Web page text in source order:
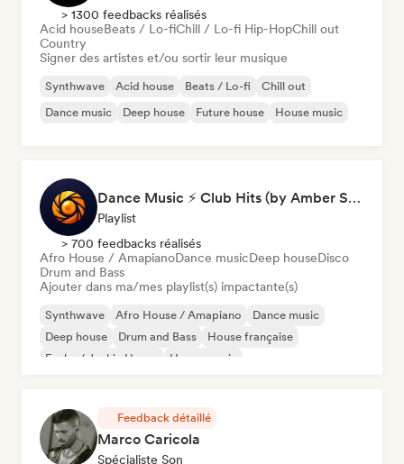
> 1300 feedbacks réalisés
Acid houseBeats / Lo-fiChill / Lo-fi Hip-HopChill out
Country
Signer des artistes et/ou sortir leur musique
Synthwave Acid house Beats / Lo-fi
Chill out
Dance music
Deep house Future house House music
Dance Music ⚡ Club Hits (by Amber Sounds)
Playlist
> 700 feedbacks réalisés
Afro House / AmapianoDance musicDeep houseDisco
Drum and Bass
Ajouter dans ma/mes playlist(s) impactante(s)
Synthwave Afro House / Amapiano
Dance music
Deep house
Drum and Bass
House française
Funky / Jackin House
House music
Feedback détaillé
Marco Caricola
Spécialiste Son